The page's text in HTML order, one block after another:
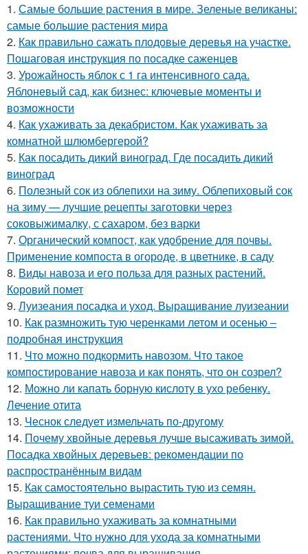
1. Самые большие растения в мире. Зеленые великаны:
самые большие растения мира
2. Как правильно сажать плодовые деревья на участке.
Пошаговая инструкция по посадке саженцев
3. Урожайность яблок с 1 га интенсивного сада.
Яблоневый сад, как бизнес: ключевые моменты и
возможности
4. Как ухаживать за декабристом. Как ухаживать за
комнатной шлюмбергерой?
5. Как посадить дикий виноград. Где посадить дикий
виноград
6. Полезный сок из облепихи на зиму. Облепиховый сок
на зиму — лучшие рецепты заготовки через
соковыжималку, с сахаром, без варки
7. Органический компост, как удобрение для почвы.
Применение компоста в огороде, в цветнике, в саду
8. Виды навоза и его польза для разных растений.
Коровий помет
9. Луизеания посадка и уход. Выращивание луизеании
10. Как размножить тую черенками летом и осенью –
подробная инструкция
11. Что можно подкормить навозом. Что такое
компостирование навоза и как понять, что он созрел?
12. Можно ли капать борную кислоту в ухо ребенку.
Лечение отита
13. Чеснок следует измельчать по-другому
14. Почему хвойные деревья лучше высаживать зимой.
Посадка хвойных деревьев: рекомендации по
распространённым видам
15. Как самостоятельно вырастить тую из семян.
Выращивание туи семенами
16. Как правильно ухаживать за комнатными
растениями. Что нужно для ухода за комнатными